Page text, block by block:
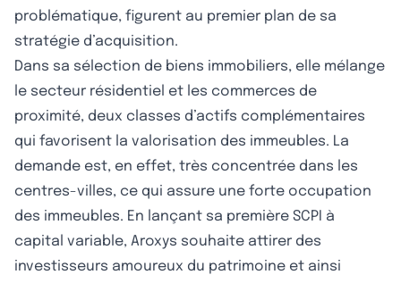
problématique, figurent au premier plan de sa
stratégie d’acquisition.
Dans sa sélection de biens immobiliers, elle mélange
le secteur résidentiel et les commerces de
proximité, deux classes d’actifs complémentaires
qui favorisent la valorisation des immeubles. La
demande est, en effet, très concentrée dans les
centres-villes, ce qui assure une forte occupation
des immeubles. En lançant sa première SCPI à
capital variable, Aroxys souhaite attirer des
investisseurs amoureux du patrimoine et ainsi